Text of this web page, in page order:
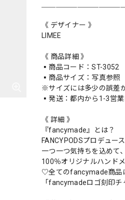
《 デザイナー 》
LIMEE
《 商品詳細 》
▪️商品コード：ST-3052
▪️商品サイズ：写真参照
※サイズには多少の誤差
▪️発送：都内から1-3営
《 詳細 》
『fancymade』とは？
FANCYPODSプロデュー
一つ一つ気持ちを込めて、
100％オリジナルハンド
♡全てのfancymade商品
「fancymadeロゴ刻印チ